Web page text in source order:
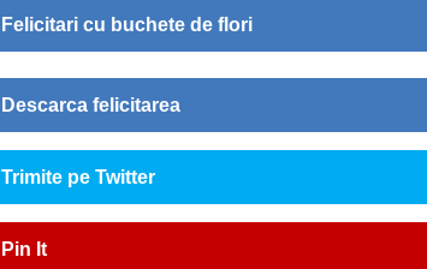
Felicitari cu buchete de flori
Descarca felicitarea
Trimite pe Twitter
Pin It